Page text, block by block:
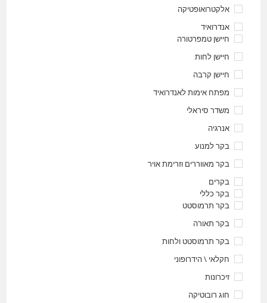
אלקטרואופטיקה
אנדרואיד
חיישן טמפרטורה
חיישן לחות
חיישן קרבה
מפתח אימות לאנדרואיד
משדר סיראלי
אנרגיה
בקר למנוע
בקר מאווררים וזרימת אויר
בקרים
בקר כללי
בקר תרמוסטט
בקר תאורה
בקר תרמוסטט ולחות
חקלאי \ הידרופוני
זיכרונות
חוג רובוטיקה